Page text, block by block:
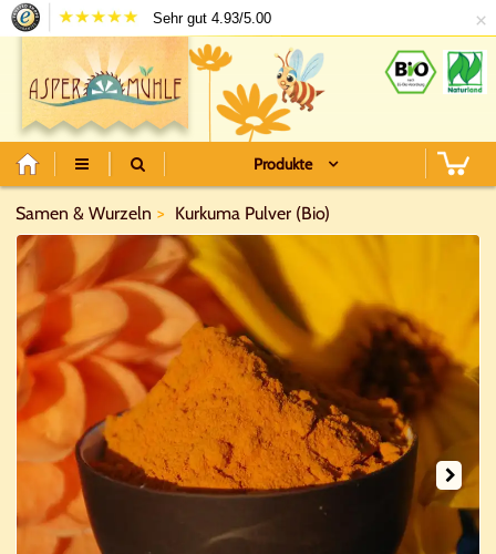
Sehr gut 4.93/5.00 ×
Produkte
Samen & Wurzeln Kurkuma Pulver (Bio)